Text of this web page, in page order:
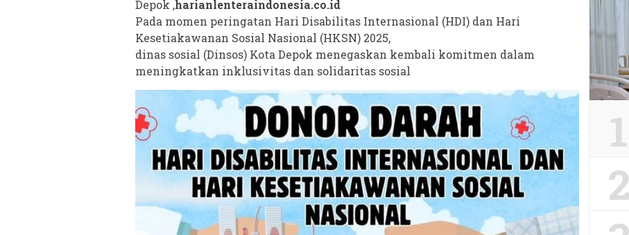
Depok ,harianlenteraindonesia.co.id
Pada momen peringatan Hari Disabilitas Internasional (HDI) dan Hari
Kesetiakawanan Sosial Nasional (HKSN) 2025,
dinas sosial (Dinsos) Kota Depok menegaskan kembali komitmen dalam
meningkatkan inklusivitas dan solidaritas sosial
1
2